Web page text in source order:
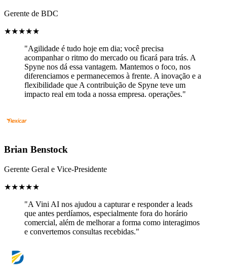
Gerente de BDC
★★★★★
"Agilidade é tudo hoje em dia; você precisa
acompanhar o ritmo do mercado ou ficará para trás. A
Spyne nos dá essa vantagem. Mantemos o foco, nos
diferenciamos e permanecemos à frente. A inovação e a
flexibilidade que A contribuição de Spyne teve um
impacto real em toda a nossa empresa. operações."
Brian Benstock
Gerente Geral e Vice-Presidente
★★★★★
"A Vini AI nos ajudou a capturar e responder a leads
que antes perdíamos, especialmente fora do horário
comercial, além de melhorar a forma como interagimos
e convertemos consultas recebidas."